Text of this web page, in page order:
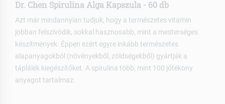
Dr. Chen Spirulina Alga Kapszula - 60 db
Azt már mindannyian tudjuk, hogy a természetes vitamin
jobban felszívódik, sokkal hasznosabb, mint a mesterséges
készítmények. Éppen ezért egyre inkább természetes
alapanyagokból (növényekből, zöldségekből) gyártják a
táplálék kiegészítőket. A spirulina több, mint 100 jótékony
anyagot tartalmaz: